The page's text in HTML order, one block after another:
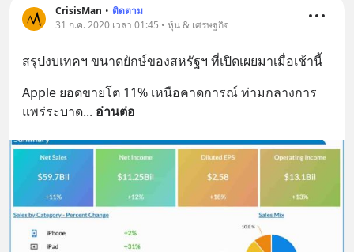
CrisisMan • ติดตาม
31 ก.ค. 2020 เวลา 01:45 • หุ้น & เศรษฐกิจ
สรุปงบเทคฯ ขนาดยักษ์ของสหรัฐฯ ที่เปิดเผยมาเมื่อเช้านี้
Apple ยอดขายโต 11% เหนือคาดการณ์ ท่ามกลางการ
แพร่ระบาด... อ่านต่อ